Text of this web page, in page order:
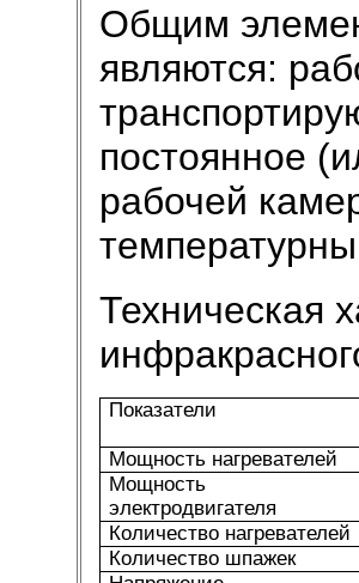
Общим
являются:
постоянное
рабочей
Техническая
Показатели
Мощность нагревателей
Мощность
электродвигателя
Количество нагревателей
Количество шпажек